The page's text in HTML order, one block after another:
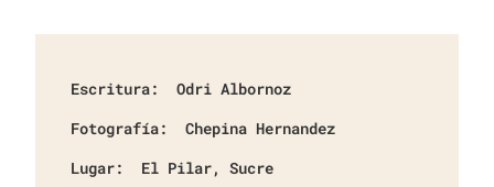
Escritura:
Odri Albornoz
Fotografía:
Chepina Hernandez
Lugar:
El Pilar, Sucre